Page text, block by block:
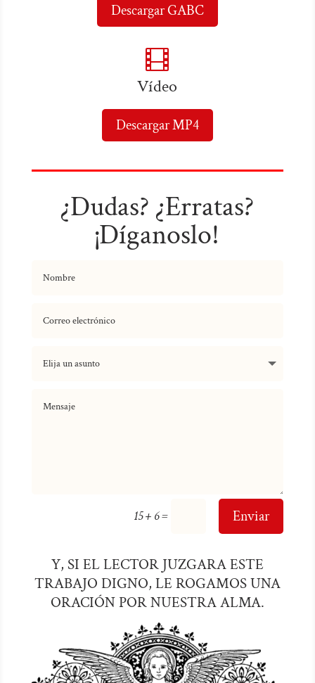
Descargar GABC

Vídeo
Descargar MP4
¿Dudas? ¿Erratas?
¡Díganoslo!
15 + 6= Enviar
Y, SI EL LECTOR JUZGARA ESTE
TRABAJO DIGNO, LE ROGAMOS UNA
ORACIÓN POR NUESTRA ALMA.